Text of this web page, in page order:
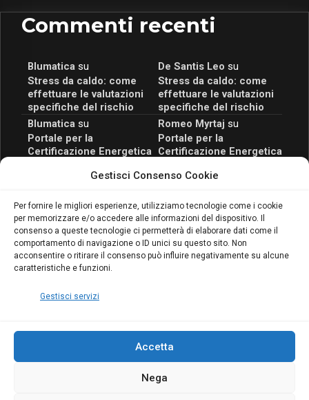
Gestisci Consenso Cookie
Per fornire le migliori esperienze, utilizziamo tecnologie come i cookie
per memorizzare e/o accedere alle informazioni del dispositivo. Il
consenso a queste tecnologie ci permetterà di elaborare dati come il
comportamento di navigazione o ID unici su questo sito. Non
acconsentire o ritirare il consenso può influire negativamente su alcune
caratteristiche e funzioni.
Gestisci servizi
Accetta
Nega
Commenti recenti
Blumaticasu
Stress da caldo: come
effettuare le valutazioni
specifiche del rischio
De Santis Leo su
Stress da caldo: come
effettuare le valutazioni
specifiche del rischio
Blumatica su
Portale per la
Certificazione Energetica
scopri il Corso Blumatica
Romeo Myrtaj su
Portale per la
Certificazione Energetica
scopri il Corso Blumatica
Blumaticasu
Coordinatore della
Sicurezza: cosa è
richiesto per abilitazione
e aggiornamento